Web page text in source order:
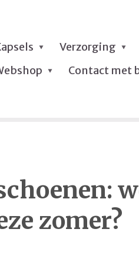
Verzorging
Contact met
zomer?